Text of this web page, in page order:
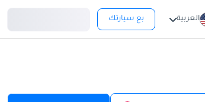
العربية بع سيارتك